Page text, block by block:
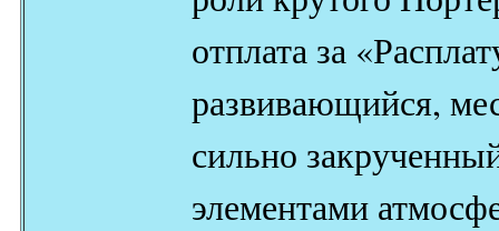
отплата за
развивающийся,
сильно
элементами